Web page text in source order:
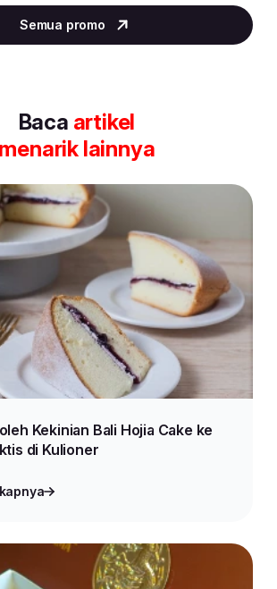
Semua promo
Baca artikel
menarik lainnya
Kekinian Bali Hojia Cake ke
di Kulioner